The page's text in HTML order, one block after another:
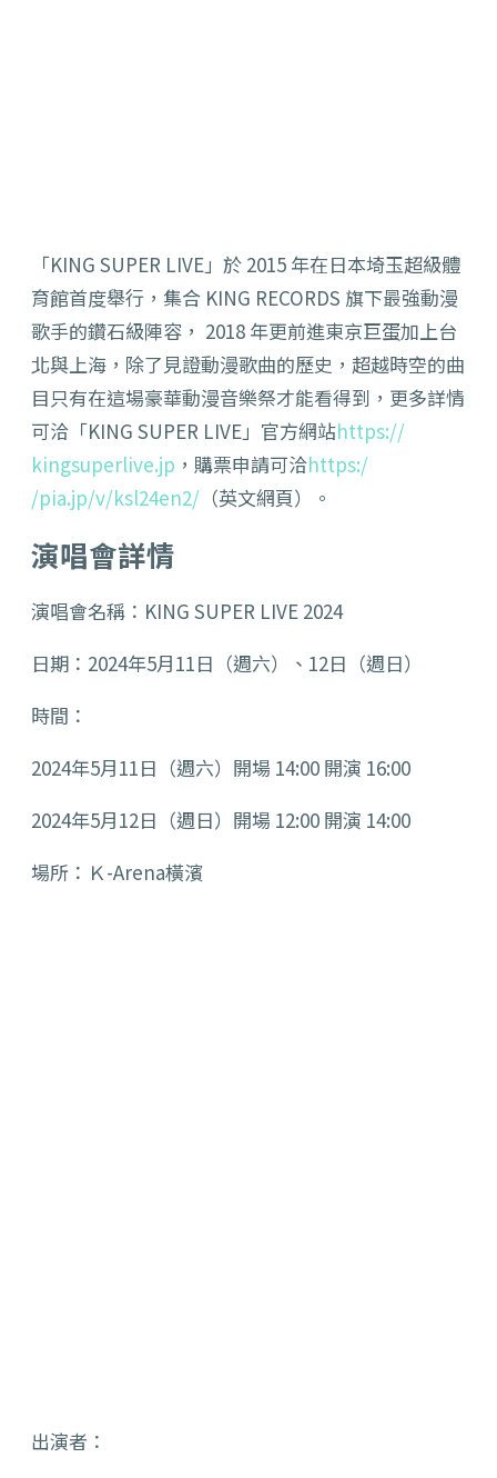
「KING SUPER LIVE」於 2015 年在日本埼玉超級體
育館首度舉行， 集合 KING RECORDS 旗下最強動漫
歌手的鑽石級陣容， 2018 年更前進東京巨蛋加上台
北與上海， 除了見證動漫歌曲的歷史， 超越時空的曲
目只有在這場豪華動漫音樂祭才能看得到， 更多詳情
可洽「KING SUPER LIVE」官方網站https://
kingsuperlive.jp ，購票申請可洽https:/
/pia.jp/v/ksl24en2/ （英文網頁）。
演唱會詳情
演唱會名稱：KING SUPER LIVE 2024
日期：2024年5月11日（週六）、12日（週日）
時間：
2024年5月11日（週六）開場 14:00 開演 16:00
2024年5月12日（週日）開場 12:00 開演 14:00
場所：Ｋ-Arena橫濱
出演者：